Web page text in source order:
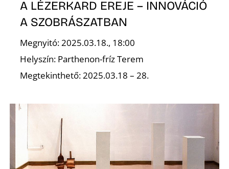
A LÉZERKARD EREJE – INNOVÁCIÓ
A SZOBRÁSZATBAN
Megnyitó: 2025.03.18., 18:00
Helyszín: Parthenon-fríz Terem
Megtekinthető: 2025.03.18 – 28.